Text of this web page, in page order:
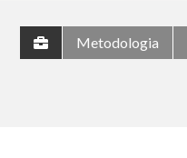
Metodologia